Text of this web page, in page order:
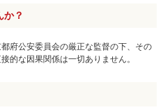
か？
府公安委員会の厳正な監督の下、その
的な因果関係は一切ありません。